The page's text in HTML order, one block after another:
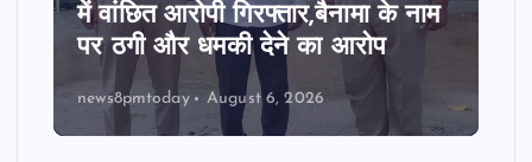
में वांछित आरोपी गिरफ्तार,बैनामा के नाम
पर ठगी और धमकी देने का आरोप
news8pmtoday August 6, 2026